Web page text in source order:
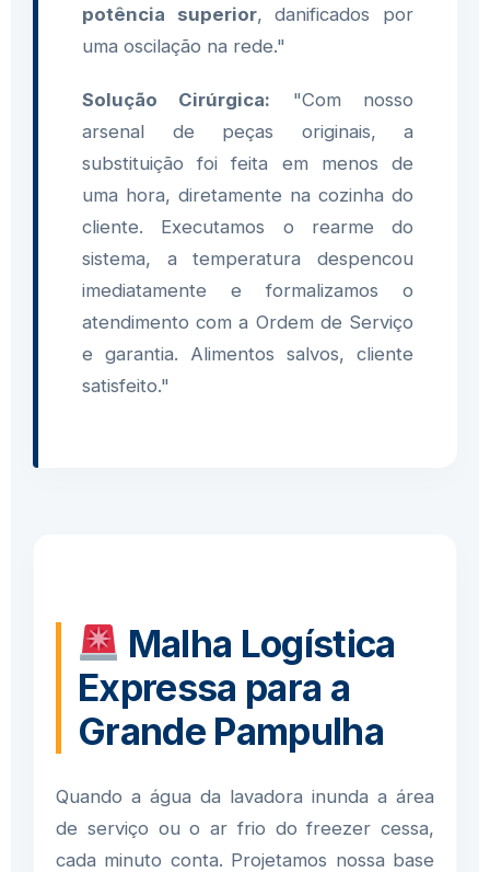
potência superior, danificados por
uma oscilação na rede."
Solução Cirúrgica: "Com nosso
arsenal de peças originais, a
substituição foi feita em menos de
uma hora, diretamente na cozinha do
cliente. Executamos o rearme do
sistema, a temperatura despencou
imediatamente e formalizamos o
atendimento com a Ordem de Serviço
e garantia. Alimentos salvos, cliente
satisfeito."
Malha Logística
Expressa para a
Grande Pampulha
Quando a água da lavadora inunda a área
de serviço ou o ar frio do freezer cessa,
cada minuto conta. Projetamos nossa base